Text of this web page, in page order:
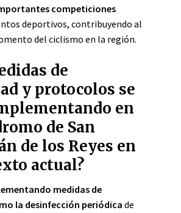
competiciones
deportivos, contribuyendo al
del ciclismo en la región.
de
y protocolos se
en
de San
de los Reyes en
actual?
medidas de
la desinfección periódica de